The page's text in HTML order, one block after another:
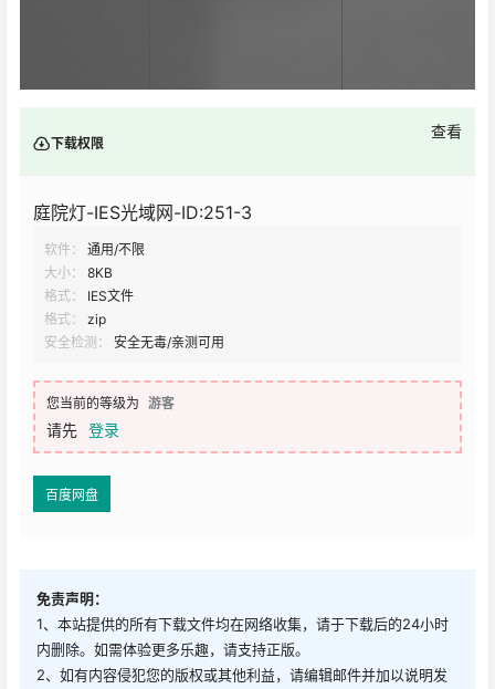
下载权限
查看
庭院灯-IES光域网-ID:251-3
软件：
通用/不限
大小：
8KB
格式：
IES文件
格式：
zip
安全检测：
安全无毒/亲测可用
您当前的等级为 游客
请先 登录
百度网盘
免责声明：
1、本站提供的所有下载文件均在网络收集，请于下载后的24小时
内删除。如需体验更多乐趣，请支持正版。
2、如有内容侵犯您的版权或其他利益，请编辑邮件并加以说明发